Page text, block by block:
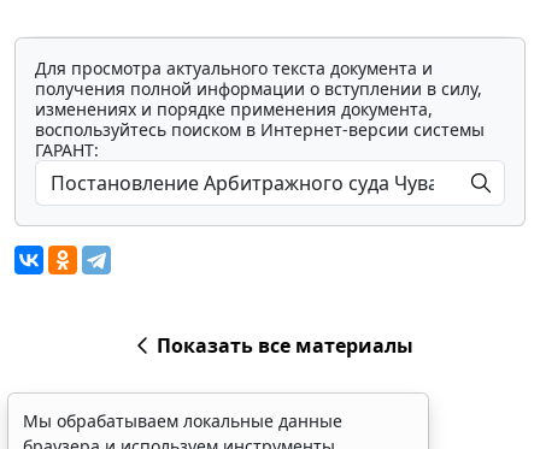
Для просмотра актуального текста документа и
получения полной информации о вступлении в силу,
изменениях и порядке применения документа,
воспользуйтесь поиском в Интернет-версии системы
ГАРАНТ:
Показать все материалы
Мы обрабатываем локальные данные